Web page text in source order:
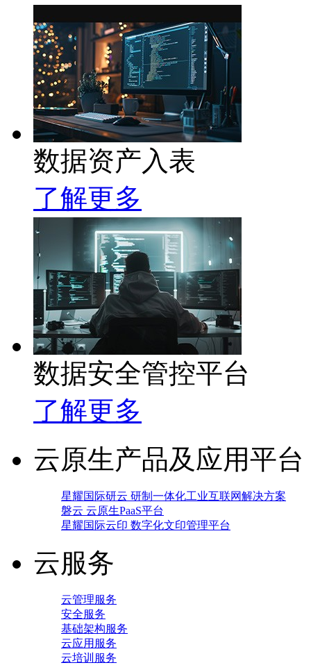
数据资产入表
了解更多
数据安全管控平台
了解更多
云原生产品及应用平台
星耀国际研云 研制一体化工业互联网解决方案
磐云 云原生PaaS平台
星耀国际云印 数字化文印管理平台
云服务
云管理服务
安全服务
基础架构服务
云应用服务
云培训服务